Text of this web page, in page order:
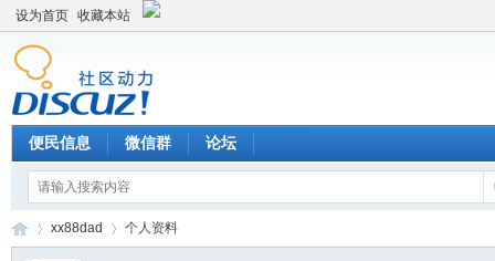
设为首页 收藏本站
便民信息 微信群 论坛
xx88dad 个人资料